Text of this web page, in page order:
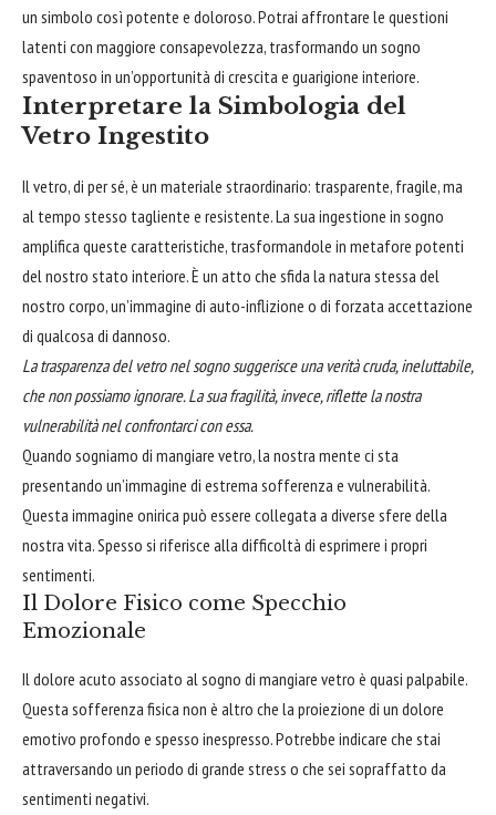
un simbolo così potente e doloroso. Potrai affrontare le questioni
latenti con maggiore consapevolezza, trasformando un sogno
spaventoso in un’opportunità di crescita e guarigione interiore.
Interpretare la Simbologia del
Vetro Ingestito
Il vetro, di per sé, è un materiale straordinario: trasparente, fragile, ma
al tempo stesso tagliente e resistente. La sua ingestione in sogno
amplifica queste caratteristiche, trasformandole in metafore potenti
del nostro stato interiore. È un atto che sfida la natura stessa del
nostro corpo, un’immagine di auto-inflizione o di forzata accettazione
di qualcosa di dannoso.
La trasparenza del vetro nel sogno suggerisce una verità cruda, ineluttabile,
che non possiamo ignorare. La sua fragilità, invece, riflette la nostra
vulnerabilità nel confrontarci con essa.
Quando sogniamo di mangiare vetro, la nostra mente ci sta
presentando un’immagine di estrema sofferenza e vulnerabilità.
Questa immagine onirica può essere collegata a diverse sfere della
nostra vita. Spesso si riferisce alla difficoltà di esprimere i propri
sentimenti.
Il Dolore Fisico come Specchio
Emozionale
Il dolore acuto associato al sogno di mangiare vetro è quasi palpabile.
Questa sofferenza fisica non è altro che la proiezione di un dolore
emotivo profondo e spesso inespresso. Potrebbe indicare che stai
attraversando un periodo di grande stress o che sei sopraffatto da
sentimenti negativi.